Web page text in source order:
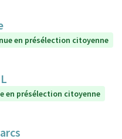
en présélection citoyenne
en présélection citoyenne